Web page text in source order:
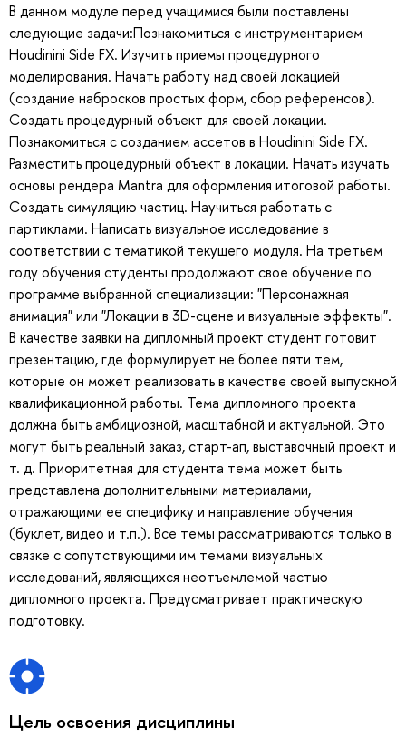
В данном модуле перед учащимися были поставлены
следующие задачи:Познакомиться с инструментарием
Houdinini Side FX. Изучить приемы процедурного
моделирования. Начать работу над своей локацией
(создание набросков простых форм, сбор референсов).
Создать процедурный объект для своей локации.
Познакомиться с созданием ассетов в Houdinini Side FX.
Разместить процедурный объект в локации. Начать изучать
основы рендера Mantra для оформления итоговой работы.
Создать симуляцию частиц. Научиться работать с
партиклами. Написать визуальное исследование в
соответствии с тематикой текущего модуля. На третьем
году обучения студенты продолжают свое обучение по
программе выбранной специализации: "Персонажная
анимация" или "Локации в 3D-сцене и визуальные эффекты".
В качестве заявки на дипломный проект студент готовит
презентацию, где формулирует не более пяти тем,
которые он может реализовать в качестве своей выпускной
квалификационной работы. Тема дипломного проекта
должна быть амбициозной, масштабной и актуальной. Это
могут быть реальный заказ, старт-ап, выставочный проект и
т. д. Приоритетная для студента тема может быть
представлена дополнительными материалами,
отражающими ее специфику и направление обучения
(буклет, видео и т.п.). Все темы рассматриваются только в
связке с сопутствующими им темами визуальных
исследований, являющихся неотъемлемой частью
дипломного проекта. Предусматривает практическую
подготовку.
Цель освоения дисциплины